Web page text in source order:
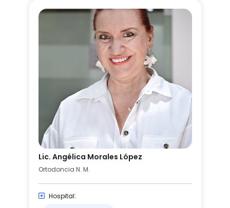
Lic. Angélica Morales López
Ortodoncia N. M.
Hospital: